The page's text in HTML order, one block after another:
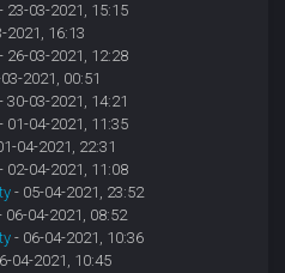
- 23-03-2021, 15:15
2021, 16:13
- 26-03-2021, 12:28
2021, 00:51
- 30-03-2021, 14:21
- 01-04-2021, 11:35
04-2021, 22:31
- 02-04-2021, 11:08
- 05-04-2021, 23:52
06-04-2021, 08:52
- 06-04-2021, 10:36
04-2021, 10:45